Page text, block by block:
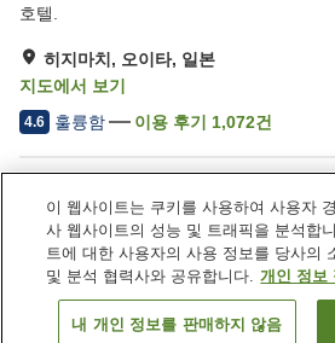
호텔.
히지마치, 오이타, 일본
지도에서 보기
4.6 훌륭함 이용 후기 1,072건
주차장
사우나
스파 / 미용실
레스
일본 오이타
히지마치
그랑브리오 호텔 벳푸완 와쿠라 (루트인 호텔)
객실 보기
이 웹사이트는 쿠키를 사용하여 사용자
사 웹사이트의 성능 및 트래픽을 분석합
트에 대한 사용자의 사용 정보를 당사의
및 분석 협력사와 공유합니다. 개인 정보
내 개인 정보를 판매하지 않음